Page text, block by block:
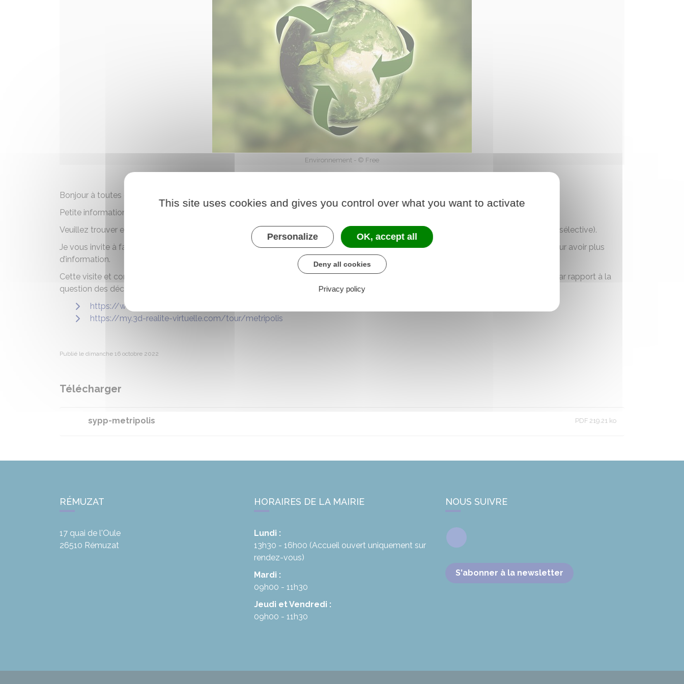
Environnement - © Free
Bonjour à toutes et tous,
Petite information sur les déchets.
Veuillez trouver en pièce jointe un document qui parle du centre de tri de METRIPOLIS (le contenu des bacs jaunes appelé la collecte sélective).
Je vous invite à faire la visite en réalité virtuelle de METRIPOLIS et d’aller sur le site du SYPP (Détails et vidéos explicatives courtes) pour avoir plus
d’information.
Cette visite et consultation vous apporteront certainement un grand nombre de réponses aux interrogations que vous pouvez avoir par rapport à la
question des déchets et du tri sélectif.
https://www.sypp.fr/nos-infrastructures/centre-de-tri-metripolis/
https://my.3d-realite-virtuelle.com/tour/metripolis
Publié le dimanche 16 octobre 2022
Télécharger
sypp-metripolis PDF 219.21 ko
RÉMUZAT
17 quai de l'Oule
26510 Rémuzat
HORAIRES DE LA MAIRIE
Lundi :
13h30 - 16h00 (Accueil ouvert uniquement sur
rendez-vous)
Mardi :
09h00 - 11h30
Jeudi et Vendredi :
09h00 - 11h30
NOUS SUIVRE
Facebook
S'abonner à la newsletter
This site uses cookies and gives you control over what you want to activate
Personalize OK, accept all
Deny all cookies
Privacy policy